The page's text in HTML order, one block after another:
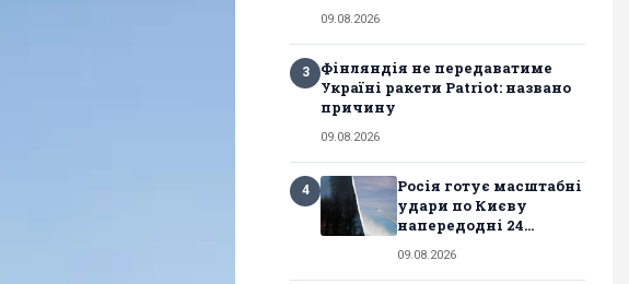
09.08.2026
3
Фінляндія не передаватиме
Україні ракети Patriot: названо
причину
09.08.2026
4
Росія готує масштабні
удари по Києву
напередодні 24...
09.08.2026